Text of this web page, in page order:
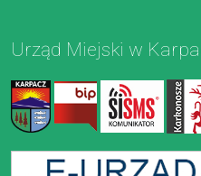
Urząd Miejski w